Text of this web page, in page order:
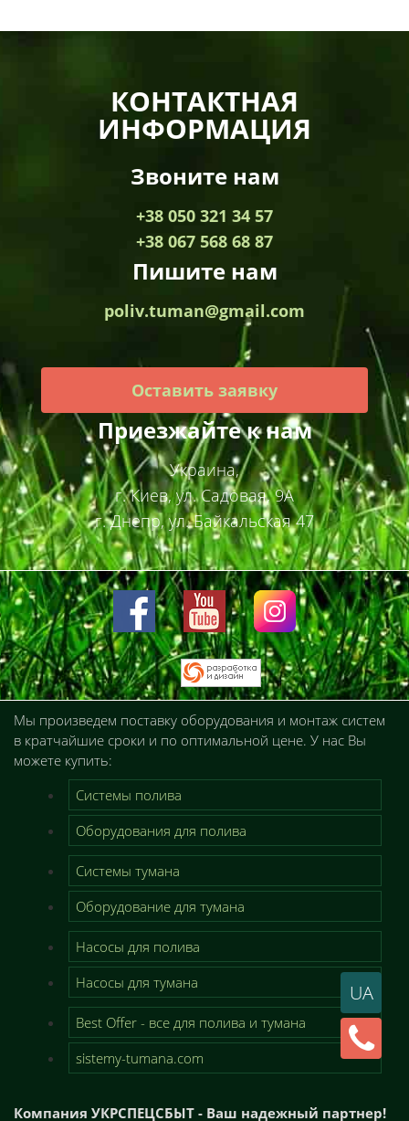
UA
КОНТАКТНАЯ
ИНФОРМАЦИЯ
Звоните нам
+38 050 321 34 57
+38 067 568 68 87
Пишите нам
poliv.tuman@gmail.com
Оставить заявку
Приезжайте к нам
Украина,
г. Киев, ул. Садовая, 9А
г. Днепр, ул. Байкальская 47
Мы произведем поставку оборудования и монтаж систем
в кратчайшие сроки и по оптимальной цене. У нас Вы
можете купить:
Системы полива
Оборудования для полива
Системы тумана
Оборудование для тумана
Насосы для полива
Насосы для тумана
Best Offer - все для полива и тумана
sistemy-tumana.com
Компания УКРСПЕЦСБЫТ - Ваш надежный партнер!